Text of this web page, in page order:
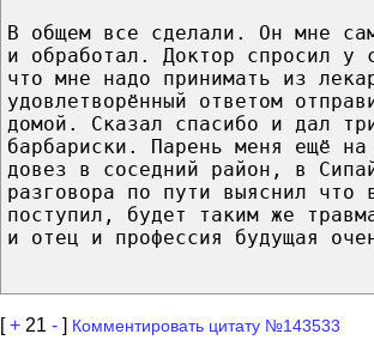
В общем все сделали. Он мне
и обработал. Доктор спросил у
что мне надо принимать из
удовлетворённый ответом
домой. Сказал спасибо и дал
барбариски. Парень меня ещё
довез в соседний район, в
разговора по пути выяснил что
поступил, будет таким же
и отец и профессия будущая
[+ 21 - ] Комментировать цитату №143533